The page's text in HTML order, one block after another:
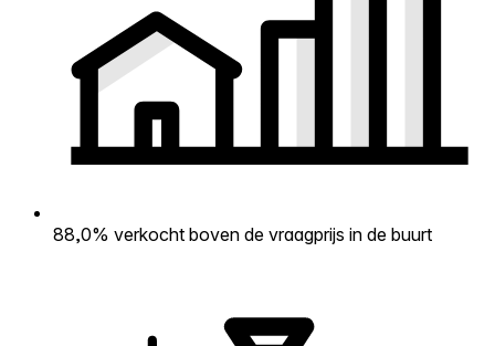
88,0% verkocht boven de vraagprijs in de buurt